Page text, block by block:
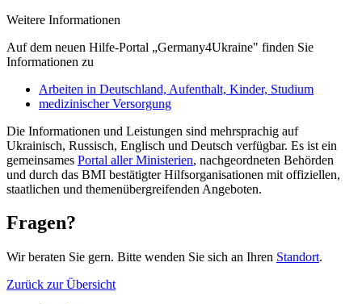
Weitere Informationen
Auf dem neuen Hilfe-Portal „Germany4Ukraine" finden Sie
Informationen zu
Arbeiten in Deutschland, Aufenthalt, Kinder, Studium
medizinischer Versorgung
Die Informationen und Leistungen sind mehrsprachig auf
Ukrainisch, Russisch, Englisch und Deutsch verfügbar. Es ist ein
gemeinsames Portal aller Ministerien, nachgeordneten Behörden
und durch das BMI bestätigter Hilfsorganisationen mit offiziellen,
staatlichen und themenübergreifenden Angeboten.
Fragen?
Wir beraten Sie gern. Bitte wenden Sie sich an Ihren Standort.
Zurück zur Übersicht